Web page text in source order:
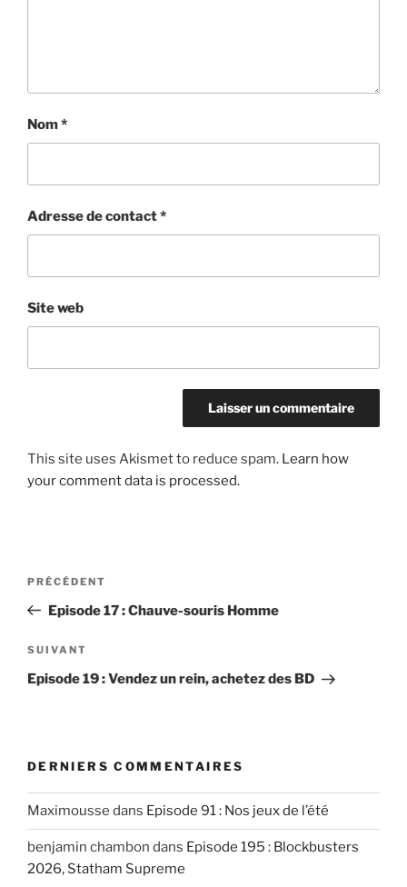
Nom*
Adresse de contact*
Site web
This site uses Akismet to reduce spam. Learn how
your comment data is processed.
Post
Article
précédent
PRÉCÉDENT
Episode 17 : Chauve-souris Homme
Article
suivant
SUIVANT
Episode 19 : Vendez un rein, achetez des BD
DERNIERS COMMENTAIRES
Maximousse dans Episode 91 : Nos jeux de l’été
benjamin chambon dans Episode 195 : Blockbusters
2026, Statham Supreme